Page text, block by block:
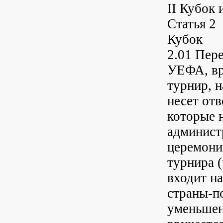
II Кубок
Статья 2
Кубок
2.01
УЕФА,
турнир,
несет
которые
турнира
входит
страны-